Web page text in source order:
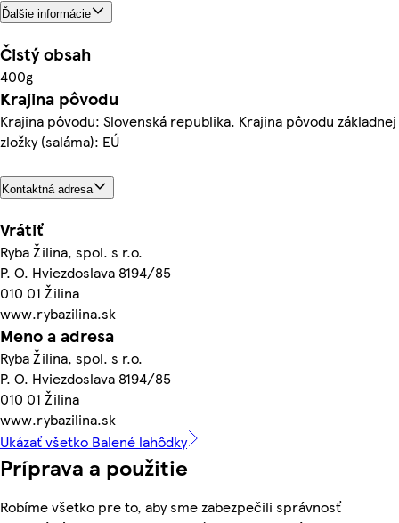
Ďalšie informácie
Čistý obsah
400g
Krajina pôvodu
Krajina pôvodu: Slovenská republika. Krajina pôvodu základnej
zložky (saláma): EÚ
Kontaktná adresa
Vrátiť
Ryba Žilina, spol. s r.o.
P. O. Hviezdoslava 8194/85
010 01 Žilina
www.rybazilina.sk
Meno a adresa
Ryba Žilina, spol. s r.o.
P. O. Hviezdoslava 8194/85
010 01 Žilina
www.rybazilina.sk
Ukázať všetko Balené lahôdky
Príprava a použitie
Robíme všetko pre to, aby sme zabezpečili správnosť